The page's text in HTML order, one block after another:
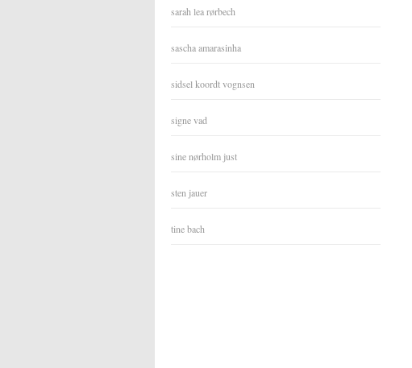
sarah lea rørbech
sascha amarasinha
sidsel koordt vognsen
signe vad
sine nørholm just
sten jauer
tine bach